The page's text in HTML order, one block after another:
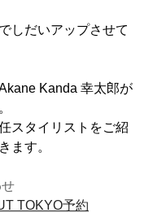
しだいアップさせて
Kanda 幸太郎が
スタイリストをご紹
ます。
TOKYO予約